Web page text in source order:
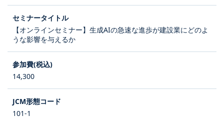
【オンラインセミナー】生成AIの急速な進歩が建設業にどのよ
うな影響を与えるか
14,300
101-1